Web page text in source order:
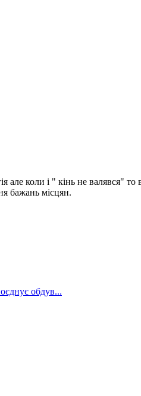
коли і " кінь не валявся"
бажань місцян.
обдув...